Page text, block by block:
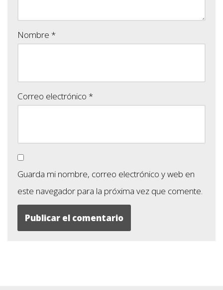
Nombre *
Correo electrónico *
Guarda mi nombre, correo electrónico y web en
este navegador para la próxima vez que comente.